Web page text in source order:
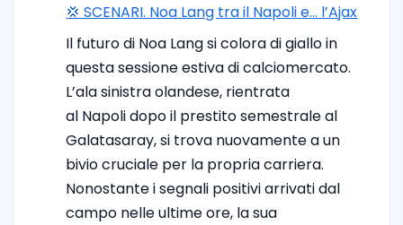
💢 SCENARI. Noa Lang tra il Napoli e… l’Ajax
Il futuro di Noa Lang si colora di giallo in
questa sessione estiva di calciomercato.
L’ala sinistra olandese, rientrata
al Napoli dopo il prestito semestrale al
Galatasaray, si trova nuovamente a un
bivio cruciale per la propria carriera.
Nonostante i segnali positivi arrivati dal
campo nelle ultime ore, la sua